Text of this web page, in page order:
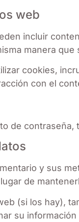
web
incluir
manera
cookies,
con el
de
y sus
de
(si los hay),
su